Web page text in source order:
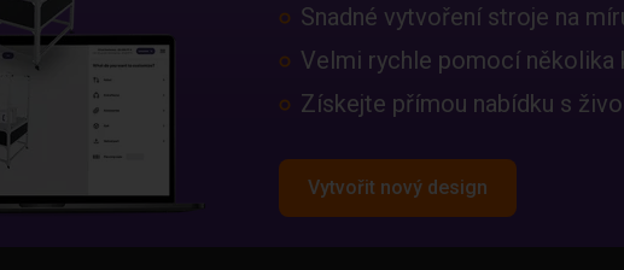
Snadné vytvoření stroje na
Velmi rychle pomocí několika
Získejte přímou nabídku s
Vytvořit nový design